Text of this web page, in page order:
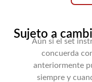
Sujeto a
Aún si el set
concuerda
anteriormente
siempre y